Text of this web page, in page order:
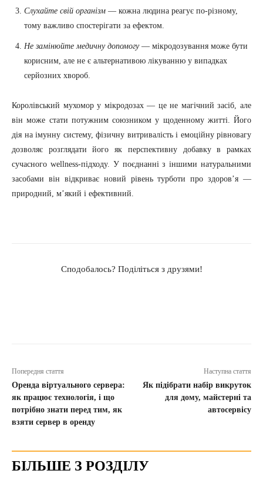
Слухайте свій організм — кожна людина реагує по-різному,
тому важливо спостерігати за ефектом.
Не замінюйте медичну допомогу— мікродозування може бути
корисним, але не є альтернативою лікуванню у випадках
серйозних хвороб.
Королівський мухомор у мікродозах — це не магічний засіб, але
він може стати потужним союзником у щоденному житті. Його
дія на імунну систему, фізичну витривалість і емоційну рівновагу
дозволяє розглядати його як перспективну добавку в рамках
сучасного wellness-підходу. У поєднанні з іншими натуральними
засобами він відкриває новий рівень турботи про здоров’я —
природний, м’який і ефективний.
Сподобалось? Поділіться з друзями!
Попередня стаття
Оренда віртуального сервера:
як працює технологія, і що
потрібно знати перед тим, як
взяти сервер в оренду
Наступна стаття
Як підібрати набір викруток
для дому, майстерні та
автосервісу
БІЛЬШЕ З РОЗДІЛУ